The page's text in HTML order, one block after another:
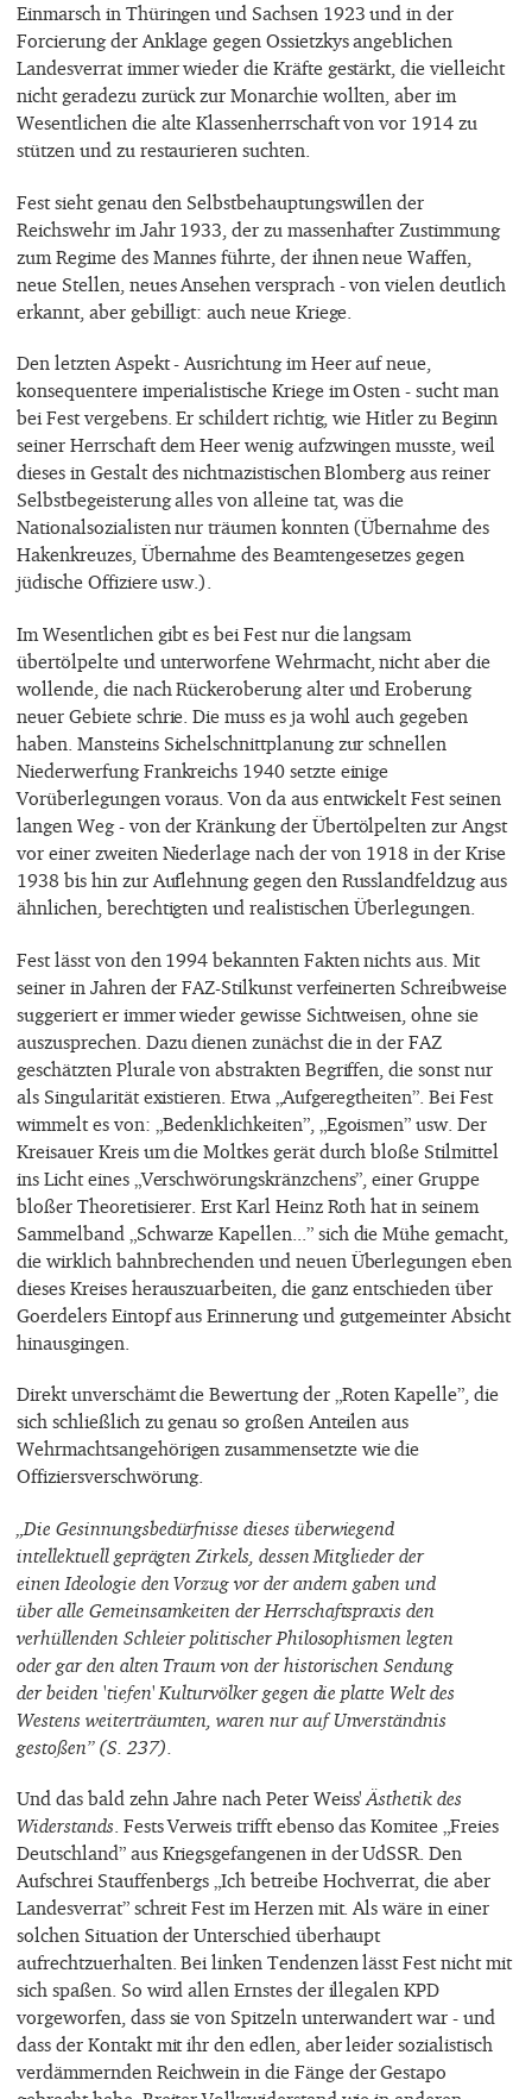
Einmarsch in Thüringen und Sachsen 1923 und in der
Forcierung der Anklage gegen Ossietzkys angeblichen
Landesverrat immer wieder die Kräfte gestärkt, die vielleicht
nicht geradezu zurück zur Monarchie wollten, aber im
Wesentlichen die alte Klassenherrschaft von vor 1914 zu
stützen und zu restaurieren suchten.
Fest sieht genau den Selbstbehauptungswillen der
Reichswehr im Jahr 1933, der zu massenhafter Zustimmung
zum Regime des Mannes führte, der ihnen neue Waffen,
neue Stellen, neues Ansehen versprach - von vielen deutlich
erkannt, aber gebilligt: auch neue Kriege.
Den letzten Aspekt - Ausrichtung im Heer auf neue,
konsequentere imperialistische Kriege im Osten - sucht man
bei Fest vergebens. Er schildert richtig, wie Hitler zu Beginn
seiner Herrschaft dem Heer wenig aufzwingen musste, weil
dieses in Gestalt des nichtnazistischen Blomberg aus reiner
Selbstbegeisterung alles von alleine tat, was die
Nationalsozialisten nur träumen konnten (Übernahme des
Hakenkreuzes, Übernahme des Beamtengesetzes gegen
jüdische Offiziere usw.).
Im Wesentlichen gibt es bei Fest nur die langsam
übertölpelte und unterworfene Wehrmacht, nicht aber die
wollende, die nach Rückeroberung alter und Eroberung
neuer Gebiete schrie. Die muss es ja wohl auch gegeben
haben. Mansteins Sichelschnittplanung zur schnellen
Niederwerfung Frankreichs 1940 setzte einige
Vorüberlegungen voraus. Von da aus entwickelt Fest seinen
langen Weg - von der Kränkung der Übertölpelten zur Angst
vor einer zweiten Niederlage nach der von 1918 in der Krise
1938 bis hin zur Auflehnung gegen den Russlandfeldzug aus
ähnlichen, berechtigten und realistischen Überlegungen.
Fest lässt von den 1994 bekannten Fakten nichts aus. Mit
seiner in Jahren der FAZ-Stilkunst verfeinerten Schreibweise
suggeriert er immer wieder gewisse Sichtweisen, ohne sie
auszusprechen. Dazu dienen zunächst die in der FAZ
geschätzten Plurale von abstrakten Begriffen, die sonst nur
als Singularität existieren. Etwa „Aufgeregtheiten”. Bei Fest
wimmelt es von: „Bedenklichkeiten”, „Egoismen” usw. Der
Kreisauer Kreis um die Moltkes gerät durch bloße Stilmittel
ins Licht eines „Verschwörungskränzchens”, einer Gruppe
bloßer Theoretisierer. Erst Karl Heinz Roth hat in seinem
Sammelband „Schwarze Kapellen...” sich die Mühe gemacht,
die wirklich bahnbrechenden und neuen Überlegungen eben
dieses Kreises herauszuarbeiten, die ganz entschieden über
Goerdelers Eintopf aus Erinnerung und gutgemeinter Absicht
hinausgingen.
Direkt unverschämt die Bewertung der „Roten Kapelle”, die
sich schließlich zu genau so großen Anteilen aus
Wehrmachtsangehörigen zusammensetzte wie die
Offiziersverschwörung.
„Die Gesinnungsbedürfnisse dieses überwiegend
intellektuell geprägten Zirkels, dessen Mitglieder der
einen Ideologie den Vorzug vor der andern gaben und
über alle Gemeinsamkeiten der Herrschaftspraxis den
verhüllenden Schleier politischer Philosophismen legten
oder gar den alten Traum von der historischen Sendung
der beiden 'tiefen' Kulturvölker gegen die platte Welt des
Westens weiterträumten, waren nur auf Unverständnis
gestoßen” (S. 237).
Und das bald zehn Jahre nach Peter Weiss'Ästhetik des
Widerstands. Fests Verweis trifft ebenso das Komitee „Freies
Deutschland” aus Kriegsgefangenen in der UdSSR. Den
Aufschrei Stauffenbergs „Ich betreibe Hochverrat, die aber
Landesverrat” schreit Fest im Herzen mit. Als wäre in einer
solchen Situation der Unterschied überhaupt
aufrechtzuerhalten. Bei linken Tendenzen lässt Fest nicht mit
sich spaßen. So wird allen Ernstes der illegalen KPD
vorgeworfen, dass sie von Spitzeln unterwandert war - und
dass der Kontakt mit ihr den edlen, aber leider sozialistisch
verdämmernden Reichwein in die Fänge der Gestapo